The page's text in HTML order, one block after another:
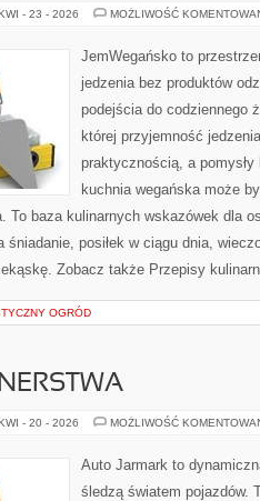
- 23 - 2026 MOŻLIWOŚĆ
JemWegańsko to
jedzenia bez produktów
podejścia do codziennego
której przyjemność
praktycznością, a
kuchnia wegańska może
To baza kulinarnych wskazówek dla
posiłek w ciągu dnia,
Zobacz także Przepisy
OGRÓD
- 20 - 2026 MOŻLIWOŚĆ
Auto Jarmark to
śledzą światem pojazdów.